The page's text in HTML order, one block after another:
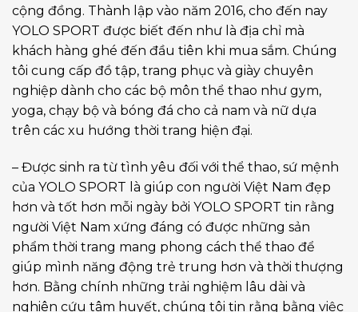
cộng đồng. Thành lập vào năm 2016, cho đến nay
YOLO SPORT được biết đến như là địa chỉ mà
khách hàng ghé đến đầu tiên khi mua sắm. Chúng
tôi cung cấp đồ tập, trang phục và giày chuyên
nghiệp dành cho các bộ môn thể thao như gym,
yoga, chạy bộ và bóng đá cho cả nam và nữ dựa
trên các xu hướng thời trang hiện đại.
– Được sinh ra từ tình yêu đối với thể thao, sứ mệnh
của YOLO SPORT là giúp con người Việt Nam đẹp
hơn và tốt hơn mỗi ngày bởi YOLO SPORT tin rằng
người Việt Nam xứng đáng có được những sản
phẩm thời trang mang phong cách thể thao để
giúp mình năng động trẻ trung hơn và thời thượng
hơn. Bằng chính những trải nghiệm lâu dài và
nghiên cứu tâm huyết, chúng tôi tin rằng bằng việc